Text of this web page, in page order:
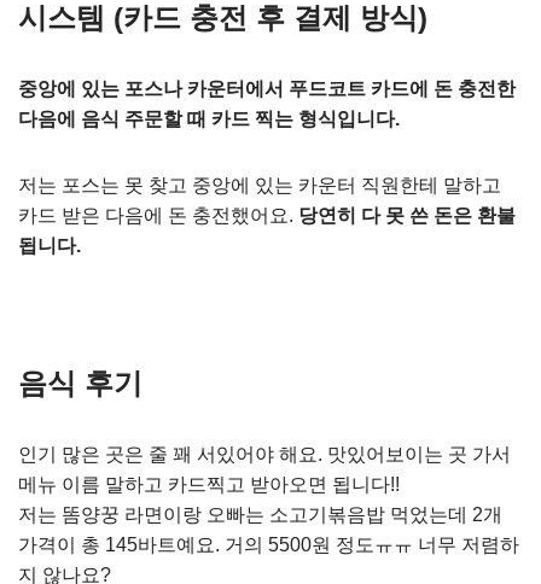
시스템 (카드 충전 후 결제 방식)
중앙에 있는 포스나 카운터에서 푸드코트 카드에 돈 충전한
다음에 음식 주문할 때 카드 찍는 형식입니다.
저는 포스는 못 찾고 중앙에 있는 카운터 직원한테 말하고
카드 받은 다음에 돈 충전했어요. 당연히 다 못 쓴 돈은 환불
됩니다.
음식 후기
인기 많은 곳은 줄 꽤 서있어야 해요. 맛있어보이는 곳 가서
메뉴 이름 말하고 카드찍고 받아오면 됩니다!!
저는 똠양꿍 라면이랑 오빠는 소고기볶음밥 먹었는데 2개
가격이 총 145바트예요. 거의 5500원 정도ㅠㅠ 너무 저렴하
지 않나요?